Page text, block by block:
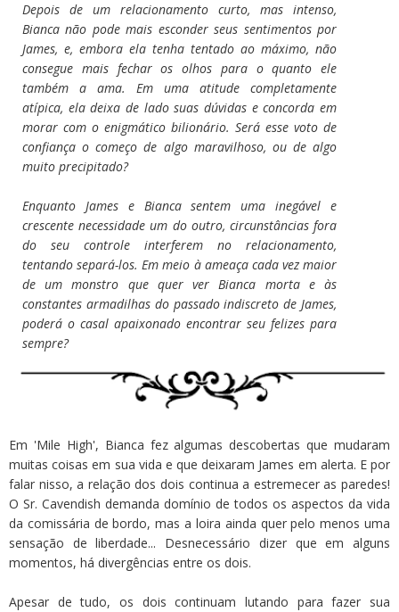
Depois de um relacionamento curto, mas intenso,
Bianca não pode mais esconder seus sentimentos por
James, e, embora ela tenha tentado ao máximo, não
consegue mais fechar os olhos para o quanto ele
também a ama. Em uma atitude completamente
atípica, ela deixa de lado suas dúvidas e concorda em
morar com o enigmático bilionário. Será esse voto de
confiança o começo de algo maravilhoso, ou de algo
muito precipitado?
Enquanto James e Bianca sentem uma inegável e
crescente necessidade um do outro, circunstâncias fora
do seu controle interferem no relacionamento,
tentando separá-los. Em meio à ameaça cada vez maior
de um monstro que quer ver Bianca morta e às
constantes armadilhas do passado indiscreto de James,
poderá o casal apaixonado encontrar seu felizes para
sempre?
Em 'Mile High', Bianca fez algumas descobertas que mudaram
muitas coisas em sua vida e que deixaram James em alerta. E por
falar nisso, a relação dos dois continua a estremecer as paredes!
O Sr. Cavendish demanda domínio de todos os aspectos da vida
da comissária de bordo, mas a loira ainda quer pelo menos uma
sensação de liberdade... Desnecessário dizer que em alguns
momentos, há divergências entre os dois.
Apesar de tudo, os dois continuam lutando para fazer sua